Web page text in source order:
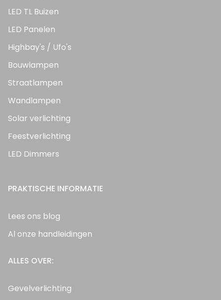
LED TL Buizen
LED Panelen
Highbay's / Ufo's
Bouwlampen
Straatlampen
Wandlampen
Solar verlichting
Feestverlichting
LED Dimmers
PRAKTISCHE INFORMATIE
Lees ons blog
Al onze handleidingen
ALLES OVER:
Gevelverlichting